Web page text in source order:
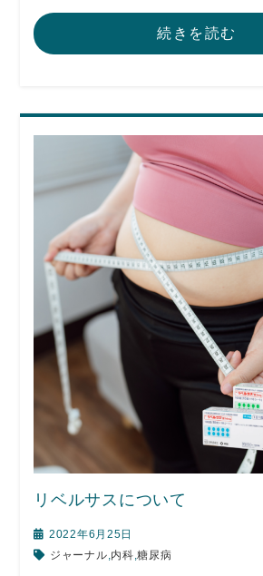
続きを読む
リベルサスについて
2022年6月25日
ジャーナル,内科,糖尿病